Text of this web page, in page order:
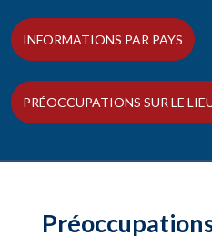
INFORMATIONS PAR PAYS
PRÉOCCUPATIONS SUR LE